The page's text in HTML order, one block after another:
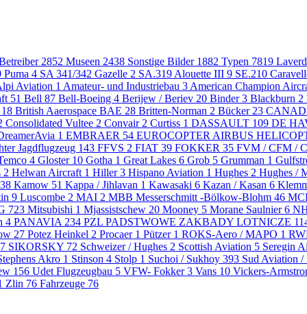
2852 Museen 2438 Sonstige Bilder 1882 Typen 7819
Puma 4 SA 341/342 Gazelle 2 SA.319 Alouette III 9 SE.210
Aviation 1 Amateur- und Industriebau 3 American Champion
51 Bell 87 Bell-Boeing 4 Berijew / Beriev 20 Binder3 Blackburn 2
18 British Aaerospace BAE 28 Britten-Norman 2 Bücker 23
Consolidated Vultee 2 Convair 2 Curtiss 1 DASSAULT 109 DE
1 EMBRAER 54 EUROCOPTER AIRBUS
Jagdflugzeug 143 FFVS 2 FIAT 39 FOKKER 35 FVM / CFM /
4 Gloster 10 Gotha 1 Great Lakes 6 Grob 5 Grumman 1
2 Helwan Aircraft 1 Hiller3 Hispano Aviation 1 Hughes 2 Hughes /
38 Kamow 51 Kappa / Jihlavan 1 Kawasaki 6 Kazan / Kasan 6
9 Luscombe 2 MAI 2 MBB Messerschmitt -Bölkow-Blohm 46
723 Mitsubishi 1 Mjassistschew 20 Mooney 5 Morane Saulnier6
4 PANAVIA 234 PZL PADSTWOWE ZAKBADY LOTNICZE
27 Potez Heinkel 2 Procaer 1 Pützer 1 ROKS-Aero / MAPO 1
7 SIKORSKY 72 Schweizer / Hughes 2 Scottish Aviation 5 Seregin
Akro 1 Stinson 4 Stolp 1 Suchoi / Sukhoy 393 Sud Aviation
156 Udet Flugzeugbau 5 VFW- Fokker3 Vans 10 Vickers-
Zlin 76 Fahrzeuge 76